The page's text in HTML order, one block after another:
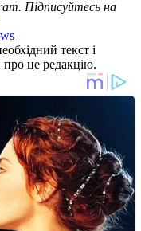
Підписуйтесь на
текст і
це редакцію.